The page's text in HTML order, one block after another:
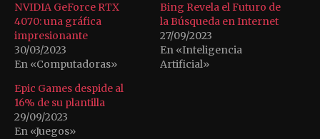
NVIDIA GeForce RTX
4070: una gráfica
impresionante
30/03/2023
En «Computadoras»
Bing Revela el Futuro de
la Búsqueda en Internet
27/09/2023
En «Inteligencia
Artificial»
Epic Games despide al
16% de su plantilla
29/09/2023
En «Juegos»